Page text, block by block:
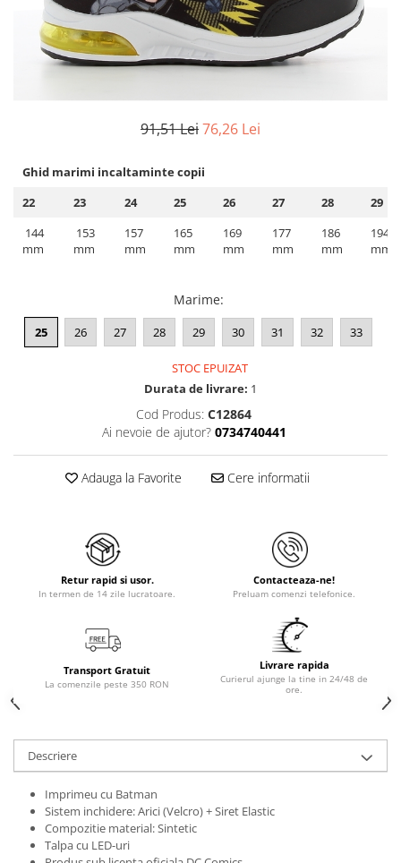
91,51 Lei76,26 Lei
Ghid marimi incaltaminte copii
22
23 24 25 26 27 28
29
144
mm
153
mm
157
mm
165
mm
169
mm
177
mm
186
mm
194
mm
Marime:
25 26 27 28 29 30 31 32 33
STOC EPUIZAT
Durata de livrare: 1
Cod Produs: C12864
Ai nevoie de ajutor? 0734740441
Adauga la Favorite Cere informatii
Retur rapid si usor.
In termen de 14 zile lucratoare.
Contacteaza-ne!
Preluam comenzi telefonice.
Transport Gratuit
La comenzile peste 350 RON
Livrare rapida
Curierul ajunge la tine in 24/48 de
ore.
Descriere
Imprimeu cu Batman
Sistem inchidere: Arici (Velcro) + Siret Elastic
Compozitie material: Sintetic
Talpa cu LED-uri